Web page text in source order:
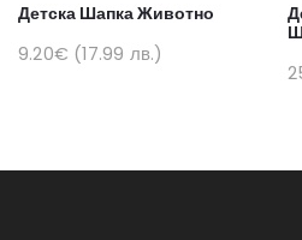
Детска Шапка Животно
9.20€ (17.99 лв.)